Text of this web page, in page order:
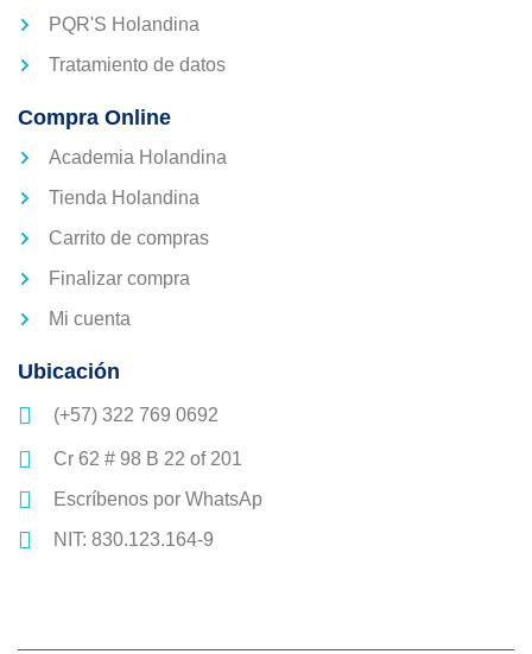
PQR'S Holandina
Tratamiento de datos
Compra Online
Academia Holandina
Tienda Holandina
Carrito de compras
Finalizar compra
Mi cuenta
Ubicación
(+57) 322 769 0692
Cr 62 # 98 B 22 of 201
Escríbenos por WhatsAp
NIT: 830.123.164-9